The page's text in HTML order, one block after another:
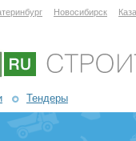
Новосибирск
Тендеры